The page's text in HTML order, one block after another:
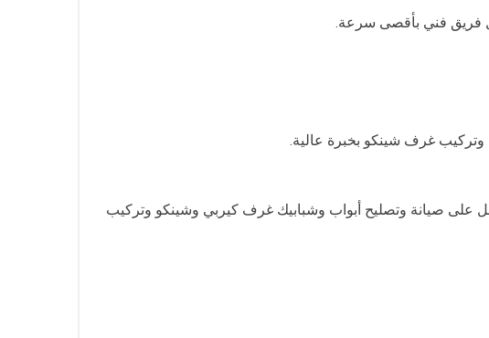
فريق فني بأقصى سرعة.
غرف شينكو بخبرة عالية.
على صيانة وتصليح أبواب وشبابيك غرف كيربي وشينكو وتركيب